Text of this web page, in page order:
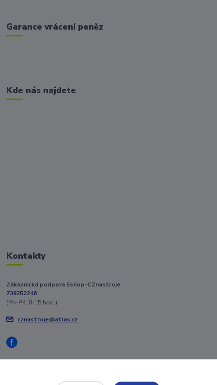
Garance vrácení peněz
Kde nás najdete
Kontakty
Zákaznická podpora Eshop-CZnastroje
739252246
(Po-Pá, 8-15 hod.)
cznastroje@atlas.cz